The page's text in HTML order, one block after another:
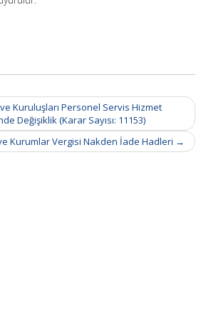
Kuruluşları Personel Servis Hizmet
Değişiklik (Karar Sayısı: 11153)
ve Kurumlar Vergisi Nakden İade Hadleri →